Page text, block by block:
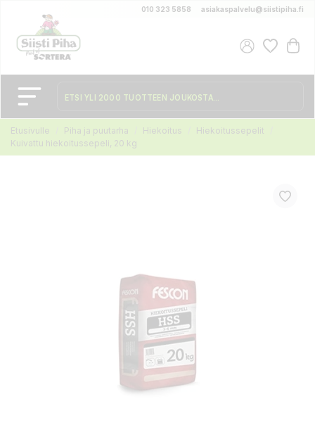
010 323 5858 asiakaspalvelu@siistipiha.fi
Etusivulle Piha ja puutarha Hiekoitus
Hiekoitussepelit
Kuivattu hiekoitussepeli, 20 kg